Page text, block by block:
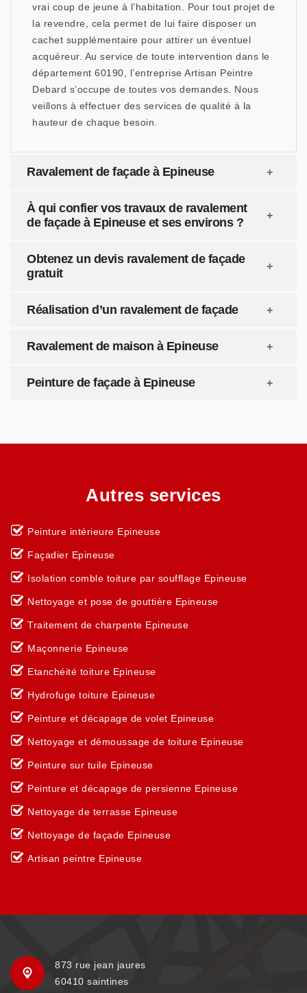
vrai coup de jeune à l’habitation. Pour tout projet de
la revendre, cela permet de lui faire disposer un
cachet supplémentaire pour attirer un éventuel
acquéreur. Au service de toute intervention dans le
département 60190, l’entreprise Artisan Peintre
Debard s’occupe de toutes vos demandes. Nous
veillons à effectuer des services de qualité à la
hauteur de chaque besoin.
Ravalement de façade à Epineuse
À qui confier vos travaux de ravalement
de façade à Epineuse et ses environs ?
Obtenez un devis ravalement de façade
gratuit
Réalisation d’un ravalement de façade
Ravalement de maison à Epineuse
Peinture de façade à Epineuse
Autres services
Peinture intérieure Epineuse
Façadier Epineuse
Isolation comble toiture par soufflage Epineuse
Nettoyage et pose de gouttière Epineuse
Traitement de charpente Epineuse
Maçonnerie Epineuse
Etanchéité toiture Epineuse
Hydrofuge toiture Epineuse
Peinture et décapage de volet Epineuse
Nettoyage et démoussage de toiture Epineuse
Peinture sur tuile Epineuse
Peinture et décapage de persienne Epineuse
Nettoyage de terrasse Epineuse
Nettoyage de façade Epineuse
Artisan peintre Epineuse
873 rue jean jaures
60410 saintines